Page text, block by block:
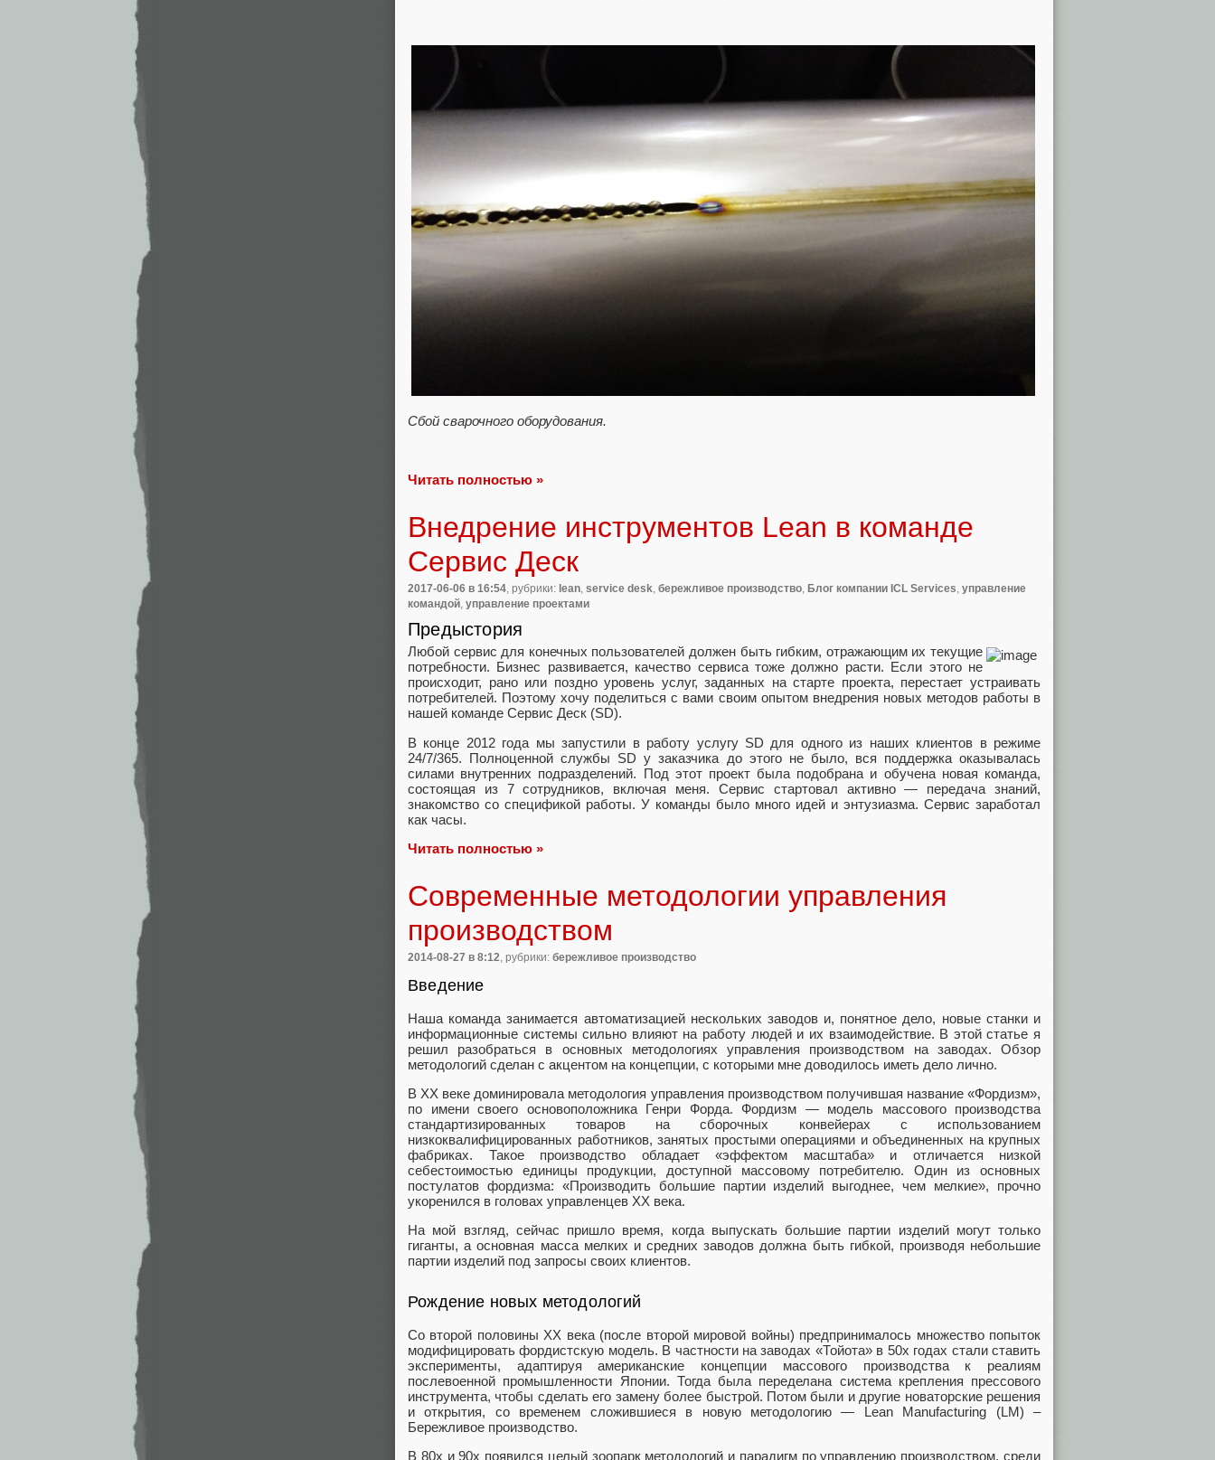
Сбой сварочного оборудования.
Читать полностью »
Внедрение инструментов Lean в командe
Сервис Деск
2017-06-06 в 16:54, рубрики: lean, service desk, бережливое производство, Блог компании ICL Services, управление
командой, управление проектами
Предыстория
Любой сервис для конечных пользователей должен быть гибким, отражающим их текущие
потребности. Бизнес развивается, качество сервиса тоже должно расти. Если этого не
происходит, рано или поздно уровень услуг, заданных на старте проекта, перестает устраивать
потребителей. Поэтому хочу поделиться с вами своим опытом внедрения новых методов работы в
нашей команде Сервис Деск (SD).
В конце 2012 года мы запустили в работу услугу SD для одного из наших клиентов в режиме
24/7/365. Полноценной службы SD у заказчика до этого не было, вся поддержка оказывалась
силами внутренних подразделений. Под этот проект была подобрана и обучена новая команда,
состоящая из 7 сотрудников, включая меня. Сервис стартовал активно — передача знаний,
знакомство со спецификой работы. У команды было много идей и энтузиазма. Сервис заработал
как часы.
Читать полностью »
Современные методологии управления
производством
2014-08-27 в 8:12, рубрики: бережливое производство
Введение
Наша команда занимается автоматизацией нескольких заводов и, понятное дело, новые станки и
информационные системы сильно влияют на работу людей и их взаимодействие. В этой статье я
решил разобраться в основных методологиях управления производством на заводах. Обзор
методологий сделан с акцентом на концепции, с которыми мне доводилось иметь дело лично.
В XX веке доминировала методология управления производством получившая название «Фордизм»,
по имени своего основоположника Генри Форда. Фордизм — модель массового производства
стандартизированных товаров на сборочных конвейерах с использованием
низкоквалифицированных работников, занятых простыми операциями и объединенных на крупных
фабриках. Такое производство обладает «эффектом масштаба» и отличается низкой
себестоимостью единицы продукции, доступной массовому потребителю. Один из основных
постулатов фордизма: «Производить большие партии изделий выгоднее, чем мелкие», прочно
укоренился в головах управленцев XX века.
На мой взгляд, сейчас пришло время, когда выпускать большие партии изделий могут только
гиганты, а основная масса мелких и средних заводов должна быть гибкой, производя небольшие
партии изделий под запросы своих клиентов.
Рождение новых методологий
Со второй половины XX века (после второй мировой войны) предпринималось множество попыток
модифицировать фордистскую модель. В частности на заводах «Тойота» в 50х годах стали ставить
эксперименты, адаптируя американские концепции массового производства к реалиям
послевоенной промышленности Японии. Тогда была переделана система крепления прессового
инструмента, чтобы сделать его замену более быстрой. Потом были и другие новаторские решения
и открытия, со временем сложившиеся в новую методологию — Lean Manufacturing (LM) –
Бережливое производство.
В 80х и 90х появился целый зоопарк методологий и парадигм по управлению производством, среди